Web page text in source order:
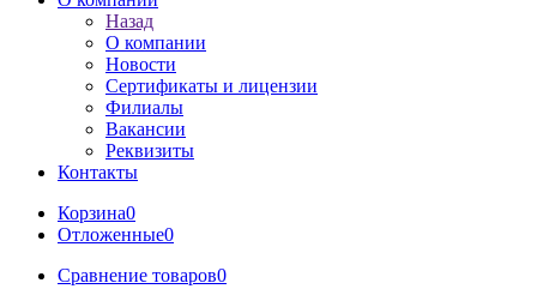
Назад
О компании
Новости
Сертификаты и лицензии
Филиалы
Вакансии
Реквизиты
Контакты
Корзина0
Отложенные0
Сравнение товаров0